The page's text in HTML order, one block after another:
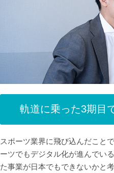
軌道に乗った3期目
スポーツ業界に飛び込んだこと
ーツでもデジタル化が進んでい
た事業が日本でもできないかと